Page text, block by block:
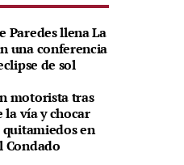
Paredes llena La
una conferencia
de sol
motorista tras
la vía y chocar
en
Condado